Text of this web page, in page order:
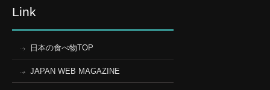
Link
日本の食べ物TOP
JAPAN WEB MAGAZINE